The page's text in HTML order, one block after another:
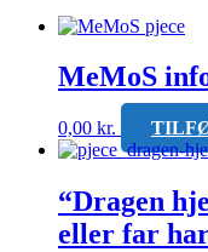
MeMoS
0,00 kr.
“Dragen
eller far